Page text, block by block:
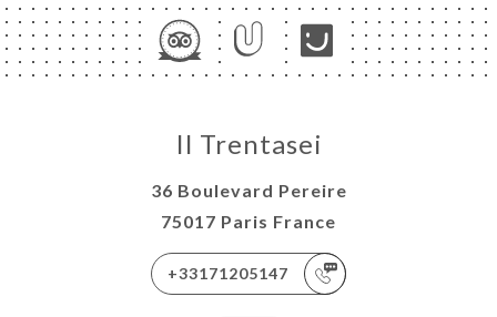
Il Trentasei
36 Boulevard Pereire
75017 Paris France
+33171205147